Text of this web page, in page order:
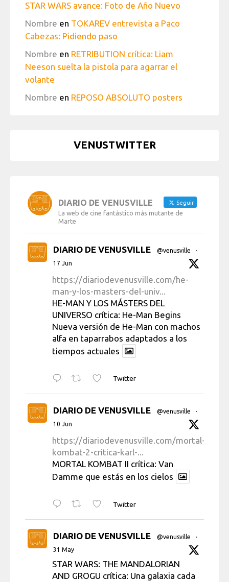
STAR WARS avance: Foto de Año Nuevo
Nombre en TOKAREV entrevista a Paco
Cabezas: Pidiendo paso
Nombre en RETRIBUTION crítica: Liam
Neeson suelta la pistola para agarrar el
volante
Nombre en REPOSO ABSOLUTO posters
VENUSTWITTER
DIARIO DE VENUSVILLE Seguir
La web de cine fantástico más mutante de
Marte
DIARIO DE VENUSVILLE @venusville
·
17 Jun
https://diariodevenusville.com/he-
man-y-los-masters-del-univ...
HE-MAN Y LOS MÁSTERS DEL
UNIVERSO crítica: He-Man Begins
Nueva versión de He-Man con machos
alfa en taparrabos adaptados a los
tiempos actuales
Twitter
DIARIO DE VENUSVILLE @venusville
·
10 Jun
https://diariodevenusville.com/mortal-
kombat-2-critica-karl-...
MORTAL KOMBAT II crítica: Van
Damme que estás en los cielos
Twitter
DIARIO DE VENUSVILLE @venusville
·
31 May
STAR WARS: THE MANDALORIAN
AND GROGU crítica: Una galaxia cada